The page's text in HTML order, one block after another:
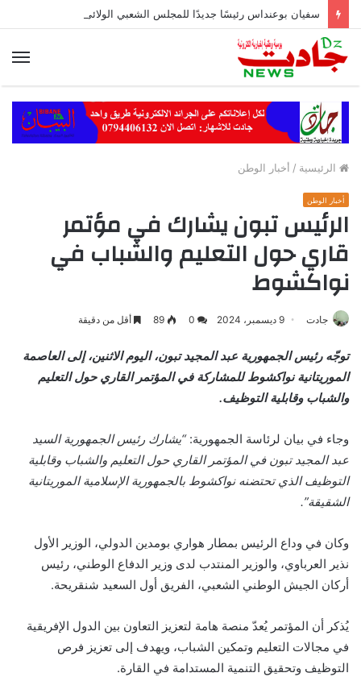
الرئيسية / أخبار الوطن
أخبار الوطن
الرئيس تبون يشارك في مؤتمر
قاري حول التعليم والشباب في
نواكشوط
جادت 9 ديسمبر، 2024 0
89 أقل من دقيقة
توجّه رئيس الجمهورية عبد المجيد تبون، اليوم الاثنين، إلى العاصمة
الموريتانية نواكشوط للمشاركة في المؤتمر القاري حول التعليم
والشباب وقابلية التوظيف.
وجاء في بيان لرئاسة الجمهورية:“يشارك رئيس الجمهورية السيد
عبد المجيد تبون في المؤتمر القاري حول التعليم والشباب وقابلية
التوظيف الذي تحتضنه نواكشوط بالجمهورية الإسلامية الموريتانية
الشقيقة”.
وكان في وداع الرئيس بمطار هواري بومدين الدولي، الوزير الأول
نذير العرباوي، والوزير المنتدب لدى وزير الدفاع الوطني، رئيس
أركان الجيش الوطني الشعبي، الفريق أول السعيد شنقريحة.
يُذكر أن المؤتمر يُعدّ منصة هامة لتعزيز التعاون بين الدول الإفريقية
في مجالات التعليم وتمكين الشباب، ويهدف إلى تعزيز فرص
التوظيف وتحقيق التنمية المستدامة في القارة.